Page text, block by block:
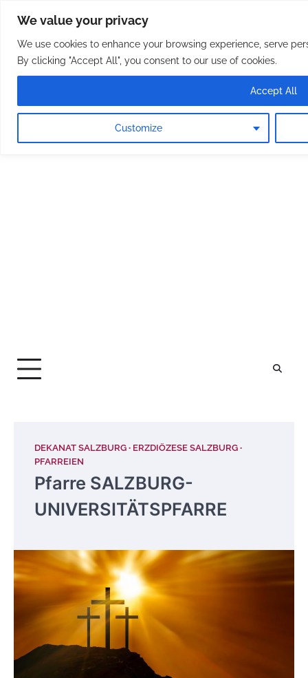
We value your privacy
We use cookies to enhance your browsing experience, serve
By clicking "Accept All", you consent to our use of cookies.
Customize
Accept All
content
Osterreichische Pfarreie
DEKANAT SALZBURG
ERZDIÖZESE SALZBURG
PFARREIEN
Pfarre SALZBURG-
UNIVERSITÄTSPFARRE